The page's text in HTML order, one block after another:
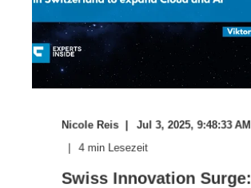
Nicole Reis
Jul 3, 2025, 9:48:33 AM
4 min Lesezeit
Swiss Innovation Surge: